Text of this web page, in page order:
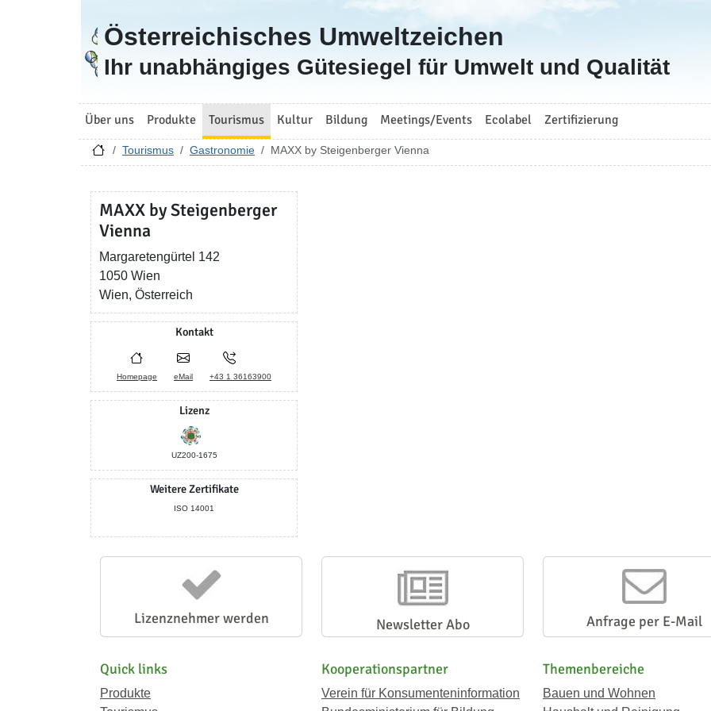
Zur Startseite
Österreichisches Umweltzeichen
Ihr unabhängiges Gütesiegel für Umwelt und Qualität
Über uns Produkte Tourismus Kultur Bildung Meetings/Events Ecolabel Zertifizierung
Tourismus Gastronomie MAXX by Steigenberger Vienna
MAXX by Steigenberger
Vienna
Margaretengürtel 142
1050 Wien
Wien, Österreich
Kontakt
Homepage eMail +43 1 36163900
Lizenz
UZ200-1675
Weitere Zertifikate
ISO 14001
Lizenznehmer werden Newsletter Abo Anfrage per E-Mail
Quick links
Produkte
Kooperationspartner
Verein für Konsumenteninformation
Themenbereiche
Bauen und Wohnen